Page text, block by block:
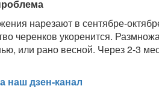
нарезают в сентябре-
черенков укоренится.
или рано весной. Через 2-3
наш дзен-канал